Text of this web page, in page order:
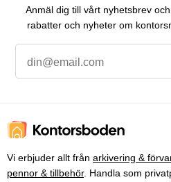
Anmäl dig till vårt nyhetsbrev
rabatter och nyheter om
Vi erbjuder allt från arkivering &
pennor & tillbehör. Handla som